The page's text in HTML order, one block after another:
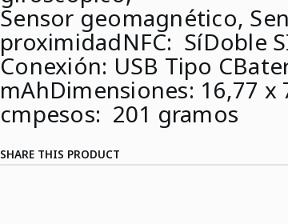
Sensor geomagnético,
proximidadNFC: SíDoble
Conexión: USB Tipo C
mAhDimensiones: 16,77 x
cmpesos: 201 gramos
SHARE THIS PRODUCT